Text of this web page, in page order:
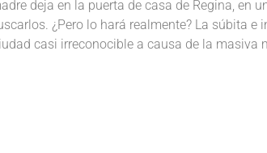
deja en la puerta de casa de Regina, en
¿Pero lo hará realmente? La súbita
casi irreconocible a causa de la